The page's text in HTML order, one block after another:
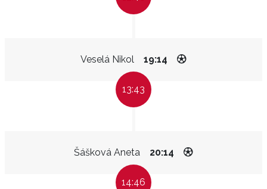
Veselá Nikol 19:14
13:43
Šášková Aneta 20:14
14:46